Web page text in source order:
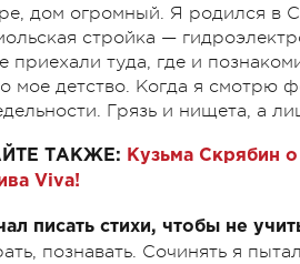
дом огромный. Я родился в
стройка —
приехали туда, где и
мое детство. Когда я смотрю
Грязь и нищета, а
ТАКЖЕ:
Кузьма Скрябин
Viva!
писать стихи, чтобы не
познавать. Сочинять я